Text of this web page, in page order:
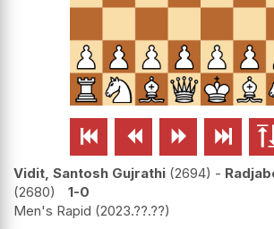
   
Vidit, Santosh Gujrathi 2694 -
2680
1-0
Men's Rapid 2023.??.??